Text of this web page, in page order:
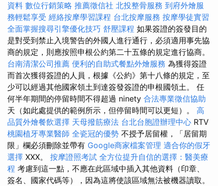
資料 數位行銷策略 推薦徵信社 北投整骨服務 到府外燴服
務輕鬆享受 經絡按摩學習課程 台北按摩服務 按摩學徒實習
全面掌握搜尋引擎優化技巧 舒壓課程 如果簽證的簽發目的
是對受到禁止入境警告的外國人進行通行，必須適用事先協
商的規定，則應按照申根公約第二十五條的規定進行協商。
台南清潔公司推薦 便利的自助式餐點外燴服務 為獲得簽證
而首次獲得簽證的人員，根據《公約》第十八條的規定，至
少可以經過其他國家領土到達簽發簽證的申根國領土。 任
何半年期間的停留時間不得超過 ninety 合法專業徵信協助
天（如此處提供的範例所示，但停留時間可以更短）。 高
品質外燴餐飲選擇 天母撥筋療法 台北台胞證辦理中心 RTV
桃園植牙專業醫師 全瓷冠的優勢 不授予居留權，「居留期
限」欄必須刪除並帶有 Google商家檔案管理 適合你的假牙
選擇 XXX。 按摩證照考試 全方位提升自信的選擇：醫美療
程 考慮到這一點，不應在此區域中插入其他資料（印章、
簽名、國家代碼等），因為這將使該區域無法被機器讀取。